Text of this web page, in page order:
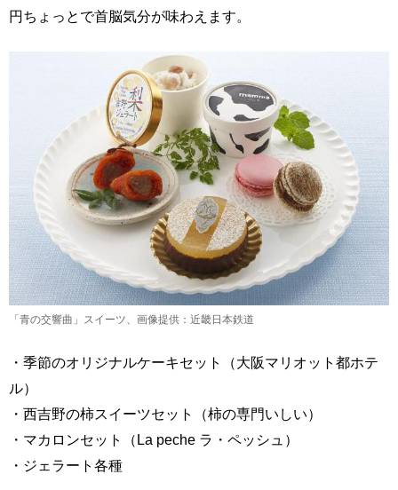
円ちょっとで首脳気分が味わえます。
「青の交響曲」スイーツ、画像提供：近畿日本鉄道
・季節のオリジナルケーキセット（大阪マリオット都ホテ
ル）
・西吉野の柿スイーツセット（柿の専門いしい）
・マカロンセット（La peche ラ・ペッシュ）
・ジェラート各種